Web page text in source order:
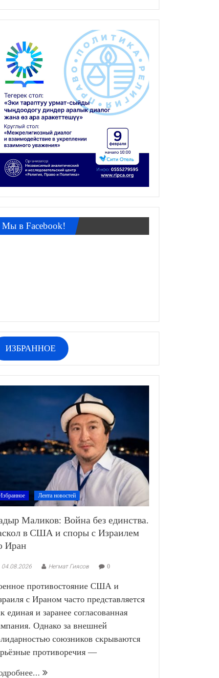
Мы в Facebook!
ИЗБРАННОЕ
Лента новостей
Маликов: Война без единства.
в США и споры с Израилем
Иран
04.08.2026 Негмат Гиясов 0
противостояние США и
с Ираном часто представляется
единая и заранее согласованная
Однако за внешней
союзников скрываются
противоречия —